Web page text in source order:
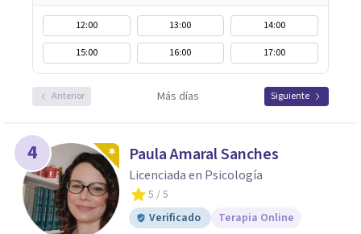
12:00 13:00
14:00
15:00
16:00 17:00
Anterior Más días Siguiente
4 Paula Amaral Sanches
Licenciada en Psicología
5 / 5
Verificado
Terapia Online